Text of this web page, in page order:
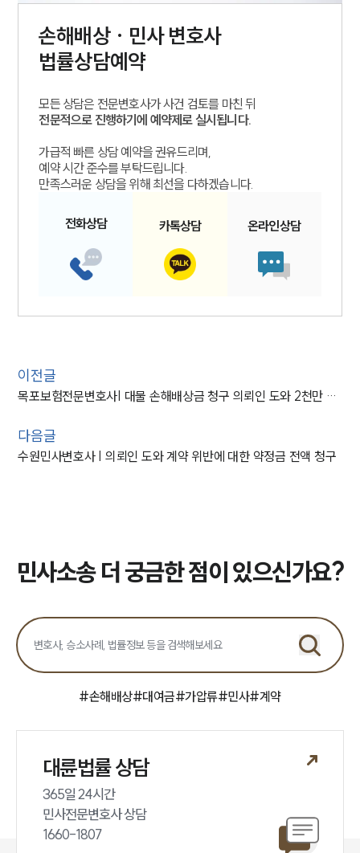
손해배상 · 민사변호사
법률상담예약
모든 상담은 전문변호사가 사건 검토를 마친 뒤
전문적으로 진행하기에 예약제로 실시됩니다.
가급적 빠른 상담 예약을 권유드리며,
예약 시간 준수를 부탁드립니다.
만족스러운 상담을 위해 최선을 다하겠습니다.
전화상담 카톡상담 온라인상담
이전글
목포보험전문변호사| 대물 손해배상금 청구 의뢰인 도와 2천만 원 지급 결정
다음글
수원민사변호사 | 의뢰인 도와 계약 위반에 대한 약정금 전액 청구
민사소송 더 궁금한 점이 있으신가요?
#손해배상#대여금#가압류#민사#계약
대륜법률 상담
365일 24시간
민사전문변호사 상담
1660-1807